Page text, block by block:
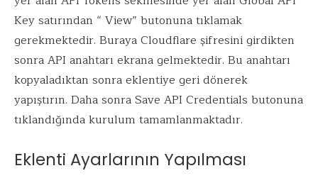
Key satırından “ View” butonuna tıklamak
gerekmektedir. Buraya Cloudflare şifresini girdikten
sonra API anahtarı ekrana gelmektedir. Bu anahtarı
kopyaladıktan sonra eklentiye geri dönerek
yapıştırın. Daha sonra Save API Credentials butonuna
tıklandığında kurulum tamamlanmaktadır.
Eklenti Ayarlarının Yapılması